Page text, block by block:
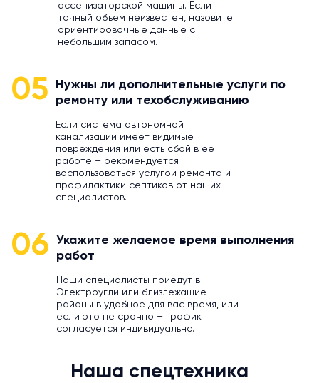
ассенизаторской машины. Если
точный объем неизвестен, назовите
ориентировочные данные с
небольшим запасом.
05
Нужны ли дополнительные услуги по
ремонту или техобслуживанию
Если система автономной
канализации имеет видимые
повреждения или есть сбой в ее
работе – рекомендуется
воспользоваться услугой ремонта и
профилактики септиков от наших
специалистов.
06
Укажите желаемое время выполнения
работ
Наши специалисты приедут в
Электроугли или близлежащие
районы в удобное для вас время, или
если это не срочно – график
согласуется индивидуально.
Наша спецтехника